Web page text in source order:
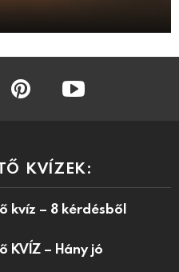
KVÍZEK:
kvíz – 8 kérdésből
KVÍZ – Hány jó